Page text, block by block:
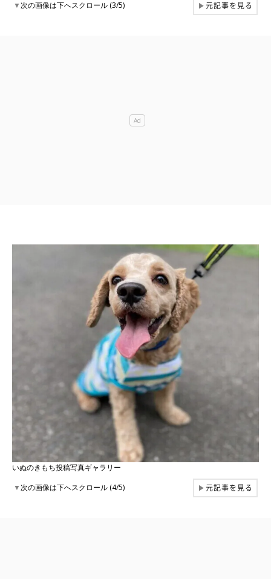
▼次の画像は下へスクロール (3/5) ▶元記事を見る
いぬのきもち投稿写真ギャラリー
▼次の画像は下へスクロール (4/5) ▶元記事を見る